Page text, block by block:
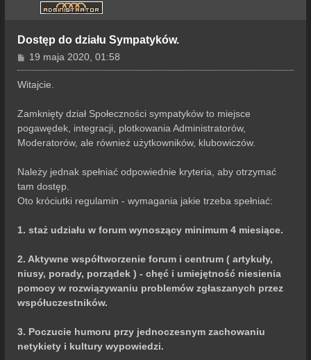
Dostęp do działu Sympatyków.
P
o
s
19 maja 2020, 01:58
Witajcie.
Zamknięty dział Społeczności sympatyków to miejsce
pogawędek, integracji, plotkowania Administratorów,
Moderatorów, ale również użytkowników, klubowiczów.
Należy jednak spełniać odpowiednie kryteria, aby otrzymać
tam dostęp.
Oto króciutki regulamin - wymagania jakie trzeba spełniać:
1. staż udziału w forum wynoszący minimum 4 miesiące.
2. Aktywne współtworzenie forum i centrum ( artykuły,
niusy, porady, porządek ) - chęć i umiejętność niesienia
pomocy w rozwiązywaniu problemów zgłaszanych przez
współuczestników.
3. Poczucie humoru przy jednoczesnym zachowaniu
netykiety i kultury wypowiedzi.